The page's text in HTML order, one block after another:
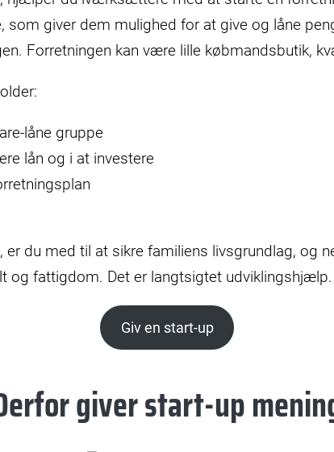
som giver dem mulighed for at give og låne
Forretningen kan være lille købmandsbutik,
låne gruppe
lån og i at investere
er du med til at sikre familiens livsgrundlag, og
og fattigdom. Det er langtsigtet udviklingshjælp.
Giv en start-up
giver start-up